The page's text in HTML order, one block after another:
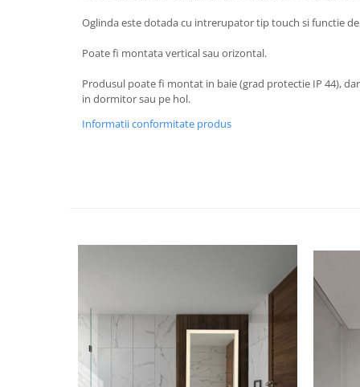
Oglinda este dotada cu intrerupator tip touch si functie
Poate fi montata vertical sau orizontal.
Produsul poate fi montat in baie (grad protectie IP 44),
in dormitor sau pe hol.
Informatii conformitate produs